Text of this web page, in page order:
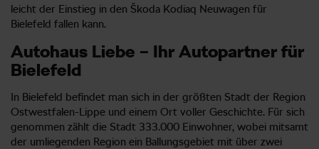
leicht der Einstieg in den Škoda Kodiaq Neuwagen für
Bielefeld fallen kann.
Autohaus Liebe – Ihr Autopartner für
Bielefeld
In Bielefeld befindet man sich in der größten Stadt der Region
Ostwestfalen-Lippe und einem Ort voller Geschichte. Für sich
genommen zählt die Stadt 333.000 Einwohner, wobei mitsamt
der umliegenden Region ein Ballungsgebiet mit über zwei